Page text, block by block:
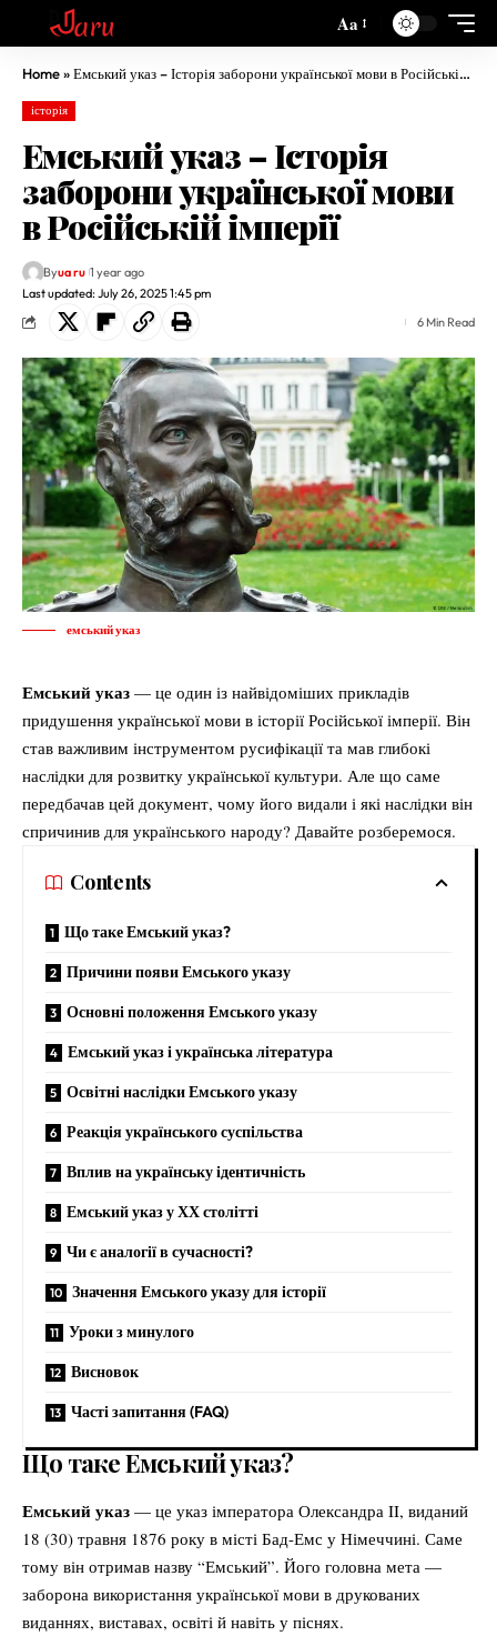
Aa
Home»Емський указ – Історія заборони української мови в Російській імперії
історія
Емський указ – Історія
заборони української мови
в Російській імперії
Last updated: July 26, 2025 1:45 pm
Byua ru 1 year ago
6 Min Read
емський указ
Емський указ — це один із найвідоміших прикладів
придушення української мови в історії Російської імперії. Він
став важливим інструментом русифікації та мав глибокі
наслідки для розвитку української культури. Але що саме
передбачав цей документ, чому його видали і які наслідки він
спричинив для українського народу? Давайте розберемося.
Contents
Що таке Емський указ?
Причини появи Емського указу
Основні положення Емського указу
Емський указ і українська література
Освітні наслідки Емського указу
Реакція українського суспільства
Вплив на українську ідентичність
Емський указ у ХХ столітті
Чи є аналогії в сучасності?
Значення Емського указу для історії
Уроки з минулого
Висновок
Часті запитання (FAQ)
Що таке Емський указ?
Емський указ — це указ імператора Олександра II, виданий
18 (30) травня 1876 року в місті Бад-Емс у Німеччині. Саме
тому він отримав назву “Емський”. Його головна мета —
заборона використання української мови в друкованих
виданнях, виставах, освіті й навіть у піснях.